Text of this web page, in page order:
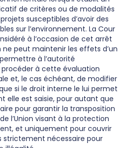
de critères ou de modalités
susceptibles d’avoir des
sur l’environnement. La Cour
à l’occasion de cet arrêt
peut maintenir les effets d’un
à l’autorité
à cette évaluation
et, le cas échéant, de modifier
si le droit interne le lui permet
elle est saisie, pour autant que
pour garantir la transposition
l’Union visant à la protection
et uniquement pour couvrir
strictement nécessaire pour